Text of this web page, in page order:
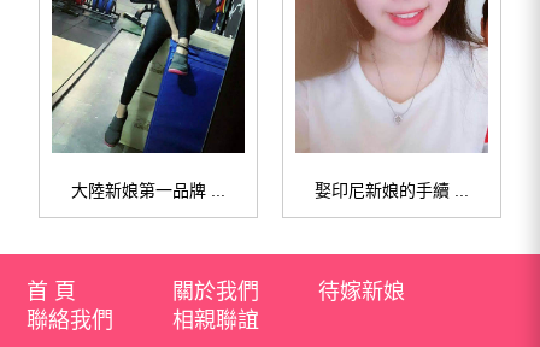
大陸新娘第一品牌 ... 娶印尼新娘的手續 ...
首 頁 關於我們
待嫁新娘
聯絡我們
相親聯誼